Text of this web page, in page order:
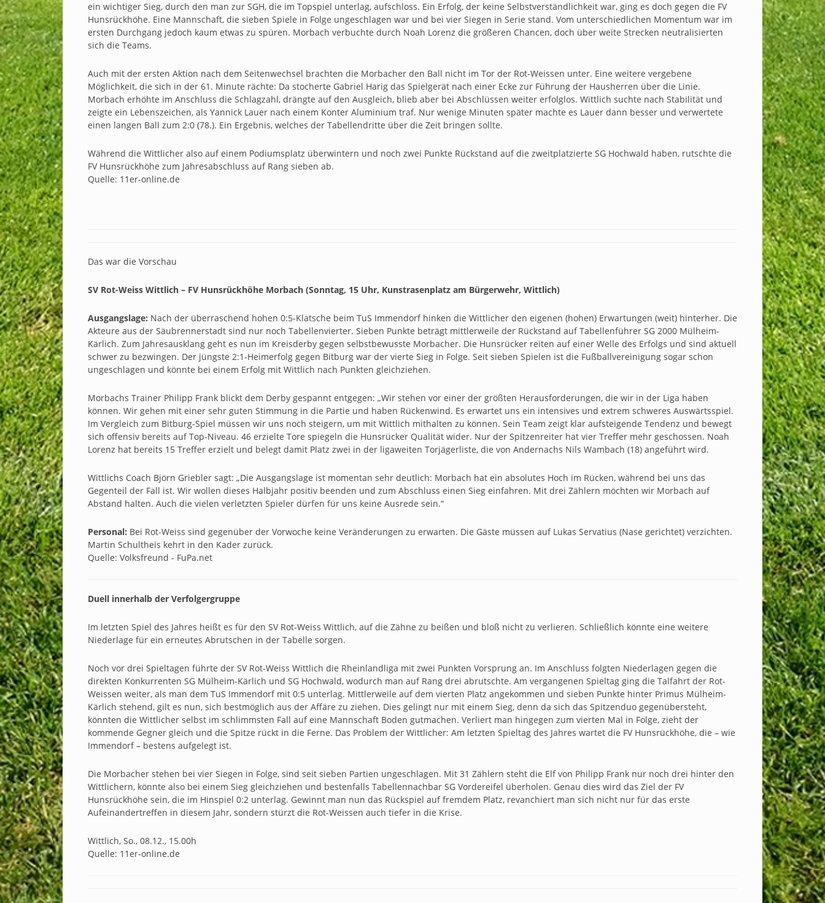
ein wichtiger Sieg, durch den man zur SGH, die im Topspiel unterlag, aufschloss. Ein Erfolg, der keine Selbstverständlichkeit war, ging es doch gegen die FV
Hunsrückhöhe. Eine Mannschaft, die sieben Spiele in Folge ungeschlagen war und bei vier Siegen in Serie stand. Vom unterschiedlichen Momentum war im
ersten Durchgang jedoch kaum etwas zu spüren. Morbach verbuchte durch Noah Lorenz die größeren Chancen, doch über weite Strecken neutralisierten
sich die Teams.
Auch mit der ersten Aktion nach dem Seitenwechsel brachten die Morbacher den Ball nicht im Tor der Rot-Weissen unter. Eine weitere vergebene
Möglichkeit, die sich in der 61. Minute rächte: Da stocherte Gabriel Harig das Spielgerät nach einer Ecke zur Führung der Hausherren über die Linie.
Morbach erhöhte im Anschluss die Schlagzahl, drängte auf den Ausgleich, blieb aber bei Abschlüssen weiter erfolglos. Wittlich suchte nach Stabilität und
zeigte ein Lebenszeichen, als Yannick Lauer nach einem Konter Aluminium traf. Nur wenige Minuten später machte es Lauer dann besser und verwertete
einen langen Ball zum 2:0 (78.). Ein Ergebnis, welches der Tabellendritte über die Zeit bringen sollte.
Während die Wittlicher also auf einem Podiumsplatz überwintern und noch zwei Punkte Rückstand auf die zweitplatzierte SG Hochwald haben, rutschte die
FV Hunsrückhöhe zum Jahresabschluss auf Rang sieben ab.
Quelle: 11er-online.de
Das war die Vorschau
SV Rot-Weiss Wittlich – FV Hunsrückhöhe Morbach (Sonntag, 15 Uhr, Kunstrasenplatz am Bürgerwehr, Wittlich)
Ausgangslage: Nach der überraschend hohen 0:5-Klatsche beim TuS Immendorf hinken die Wittlicher den eigenen (hohen) Erwartungen (weit) hinterher. Die
Akteure aus der Säubrennerstadt sind nur noch Tabellenvierter. Sieben Punkte beträgt mittlerweile der Rückstand auf Tabellenführer SG 2000 Mülheim-
Kärlich. Zum Jahresausklang geht es nun im Kreisderby gegen selbstbewusste Morbacher. Die Hunsrücker reiten auf einer Welle des Erfolgs und sind aktuell
schwer zu bezwingen. Der jüngste 2:1-Heimerfolg gegen Bitburg war der vierte Sieg in Folge. Seit sieben Spielen ist die Fußballvereinigung sogar schon
ungeschlagen und könnte bei einem Erfolg mit Wittlich nach Punkten gleichziehen.
Morbachs Trainer Philipp Frank blickt dem Derby gespannt entgegen: „Wir stehen vor einer der größten Herausforderungen, die wir in der Liga haben
können. Wir gehen mit einer sehr guten Stimmung in die Partie und haben Rückenwind. Es erwartet uns ein intensives und extrem schweres Auswärtsspiel.
Im Vergleich zum Bitburg-Spiel müssen wir uns noch steigern, um mit Wittlich mithalten zu können. Sein Team zeigt klar aufsteigende Tendenz und bewegt
sich offensiv bereits auf Top-Niveau. 46 erzielte Tore spiegeln die Hunsrücker Qualität wider. Nur der Spitzenreiter hat vier Treffer mehr geschossen. Noah
Lorenz hat bereits 15 Treffer erzielt und belegt damit Platz zwei in der ligaweiten Torjägerliste, die von Andernachs Nils Wambach (18) angeführt wird.
Wittlichs Coach Björn Griebler sagt: „Die Ausgangslage ist momentan sehr deutlich: Morbach hat ein absolutes Hoch im Rücken, während bei uns das
Gegenteil der Fall ist. Wir wollen dieses Halbjahr positiv beenden und zum Abschluss einen Sieg einfahren. Mit drei Zählern möchten wir Morbach auf
Abstand halten. Auch die vielen verletzten Spieler dürfen für uns keine Ausrede sein.“
Personal: Bei Rot-Weiss sind gegenüber der Vorwoche keine Veränderungen zu erwarten. Die Gäste müssen auf Lukas Servatius (Nase gerichtet) verzichten.
Martin Schultheis kehrt in den Kader zurück.
Quelle: Volksfreund - FuPa.net
Duell innerhalb der Verfolgergruppe
Im letzten Spiel des Jahres heißt es für den SV Rot-Weiss Wittlich, auf die Zähne zu beißen und bloß nicht zu verlieren. Schließlich könnte eine weitere
Niederlage für ein erneutes Abrutschen in der Tabelle sorgen.
Noch vor drei Spieltagen führte der SV Rot-Weiss Wittlich die Rheinlandliga mit zwei Punkten Vorsprung an. Im Anschluss folgten Niederlagen gegen die
direkten Konkurrenten SG Mülheim-Kärlich und SG Hochwald, wodurch man auf Rang drei abrutschte. Am vergangenen Spieltag ging die Talfahrt der Rot-
Weissen weiter, als man dem TuS Immendorf mit 0:5 unterlag. Mittlerweile auf dem vierten Platz angekommen und sieben Punkte hinter Primus Mülheim-
Kärlich stehend, gilt es nun, sich bestmöglich aus der Affäre zu ziehen. Dies gelingt nur mit einem Sieg, denn da sich das Spitzenduo gegenübersteht,
könnten die Wittlicher selbst im schlimmsten Fall auf eine Mannschaft Boden gutmachen. Verliert man hingegen zum vierten Mal in Folge, zieht der
kommende Gegner gleich und die Spitze rückt in die Ferne. Das Problem der Wittlicher: Am letzten Spieltag des Jahres wartet die FV Hunsrückhöhe, die – wie
Immendorf – bestens aufgelegt ist.
Die Morbacher stehen bei vier Siegen in Folge, sind seit sieben Partien ungeschlagen. Mit 31 Zählern steht die Elf von Philipp Frank nur noch drei hinter den
Wittlichern, könnte also bei einem Sieg gleichziehen und bestenfalls Tabellennachbar SG Vordereifel überholen. Genau dies wird das Ziel der FV
Hunsrückhöhe sein, die im Hinspiel 0:2 unterlag. Gewinnt man nun das Rückspiel auf fremdem Platz, revanchiert man sich nicht nur für das erste
Aufeinandertreffen in diesem Jahr, sondern stürzt die Rot-Weissen auch tiefer in die Krise.
Wittlich, So., 08.12., 15.00h
Quelle: 11er-online.de